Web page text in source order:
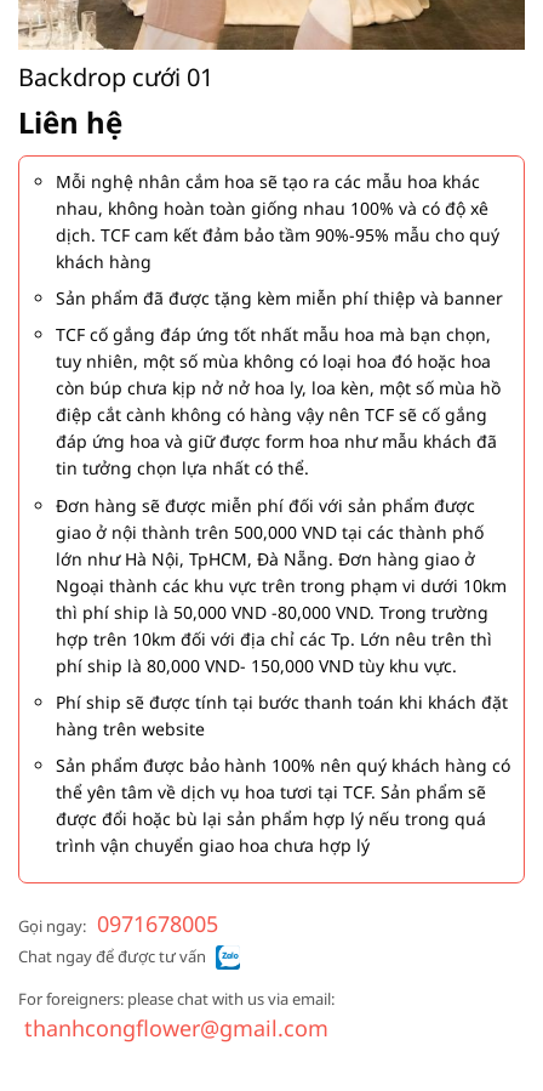
Backdrop cưới 01
Liên hệ
Mỗi nghệ nhân cắm hoa sẽ tạo ra các mẫu hoa khác
nhau, không hoàn toàn giống nhau 100% và có độ xê
dịch. TCF cam kết đảm bảo tầm 90%-95% mẫu cho quý
khách hàng
Sản phẩm đã được tặng kèm miễn phí thiệp và banner
TCF cố gắng đáp ứng tốt nhất mẫu hoa mà bạn chọn,
tuy nhiên, một số mùa không có loại hoa đó hoặc hoa
còn búp chưa kịp nở nở hoa ly, loa kèn, một số mùa hồ
điệp cắt cành không có hàng vậy nên TCF sẽ cố gắng
đáp ứng hoa và giữ được form hoa như mẫu khách đã
tin tưởng chọn lựa nhất có thể.
Đơn hàng sẽ được miễn phí đối với sản phẩm được
giao ở nội thành trên 500,000 VND tại các thành phố
lớn như Hà Nội, TpHCM, Đà Nẵng. Đơn hàng giao ở
Ngoại thành các khu vực trên trong phạm vi dưới 10km
thì phí ship là 50,000 VND -80,000 VND. Trong trường
hợp trên 10km đối với địa chỉ các Tp. Lớn nêu trên thì
phí ship là 80,000 VND- 150,000 VND tùy khu vực.
Phí ship sẽ được tính tại bước thanh toán khi khách đặt
hàng trên website
Sản phẩm được bảo hành 100% nên quý khách hàng có
thể yên tâm về dịch vụ hoa tươi tại TCF. Sản phẩm sẽ
được đổi hoặc bù lại sản phẩm hợp lý nếu trong quá
trình vận chuyển giao hoa chưa hợp lý
Gọi ngay: 0971678005
Chat ngay để được tư vấn
For foreigners: please chat with us via email:
thanhcongflower@gmail.com